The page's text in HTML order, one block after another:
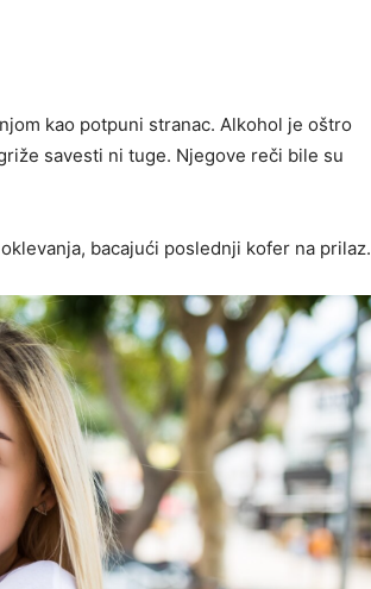
kao potpuni stranac. Alkohol je oštro
savesti ni tuge. Njegove reči bile su
bacajući poslednji kofer na prilaz.